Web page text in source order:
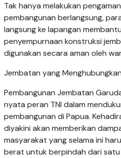
Tak hanya melakukan
pembangunan berlangsung,
langsung ke lapangan
penyempurnaan konstruksi
digunakan secara aman oleh
Jembatan yang
Pembangunan Jembatan
nyata peran TNI dalam
pembangunan di Papua.
diyakini akan memberikan
masyarakat yang selama ini
berat untuk berpindah dari satu